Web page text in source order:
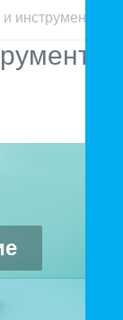
инструменты